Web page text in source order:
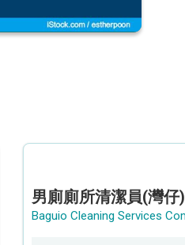
男廁廁所清潔員(灣仔)